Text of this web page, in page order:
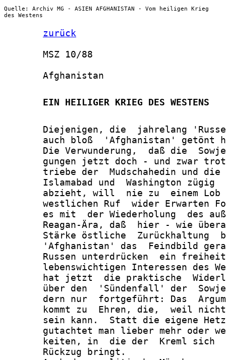
Quelle: Archiv MG - ASIEN AFGHANISTAN - Vom heiligen Krieg
des Westens
zurück
       MSZ 10/88
       Afghanistan
       EIN HEILIGER KRIEG DES WESTENS